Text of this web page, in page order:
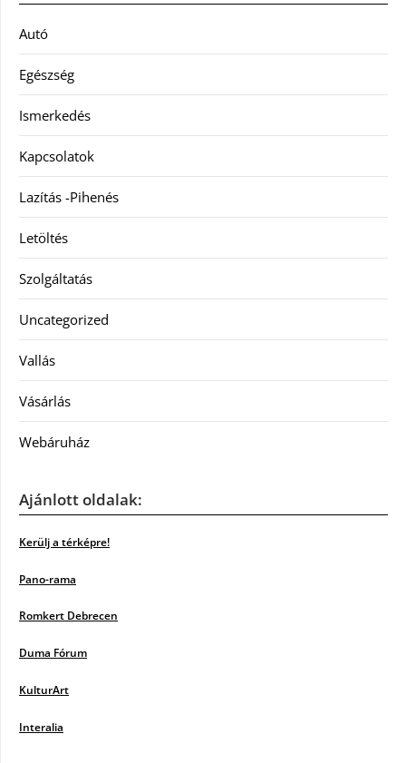
Autó
Egészség
Ismerkedés
Kapcsolatok
Lazítás -Pihenés
Letöltés
Szolgáltatás
Uncategorized
Vallás
Vásárlás
Webáruház
Ajánlott oldalak:
Kerülj a térképre!
Pano-rama
Romkert Debrecen
Duma Fórum
KulturArt
Interalia